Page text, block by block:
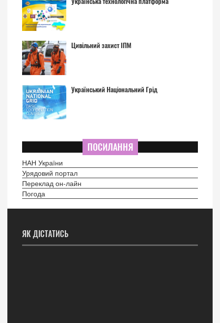
Цивільний захист ІПМ
Український Національний Грід
ПОСИЛАННЯ
НАН України
Урядовий портал
Переклад он-лайн
Погода
ЯК ДІСТАТИСЬ